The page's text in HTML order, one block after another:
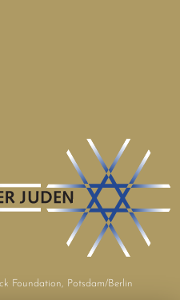
Foundation, Potsdam/Berlin